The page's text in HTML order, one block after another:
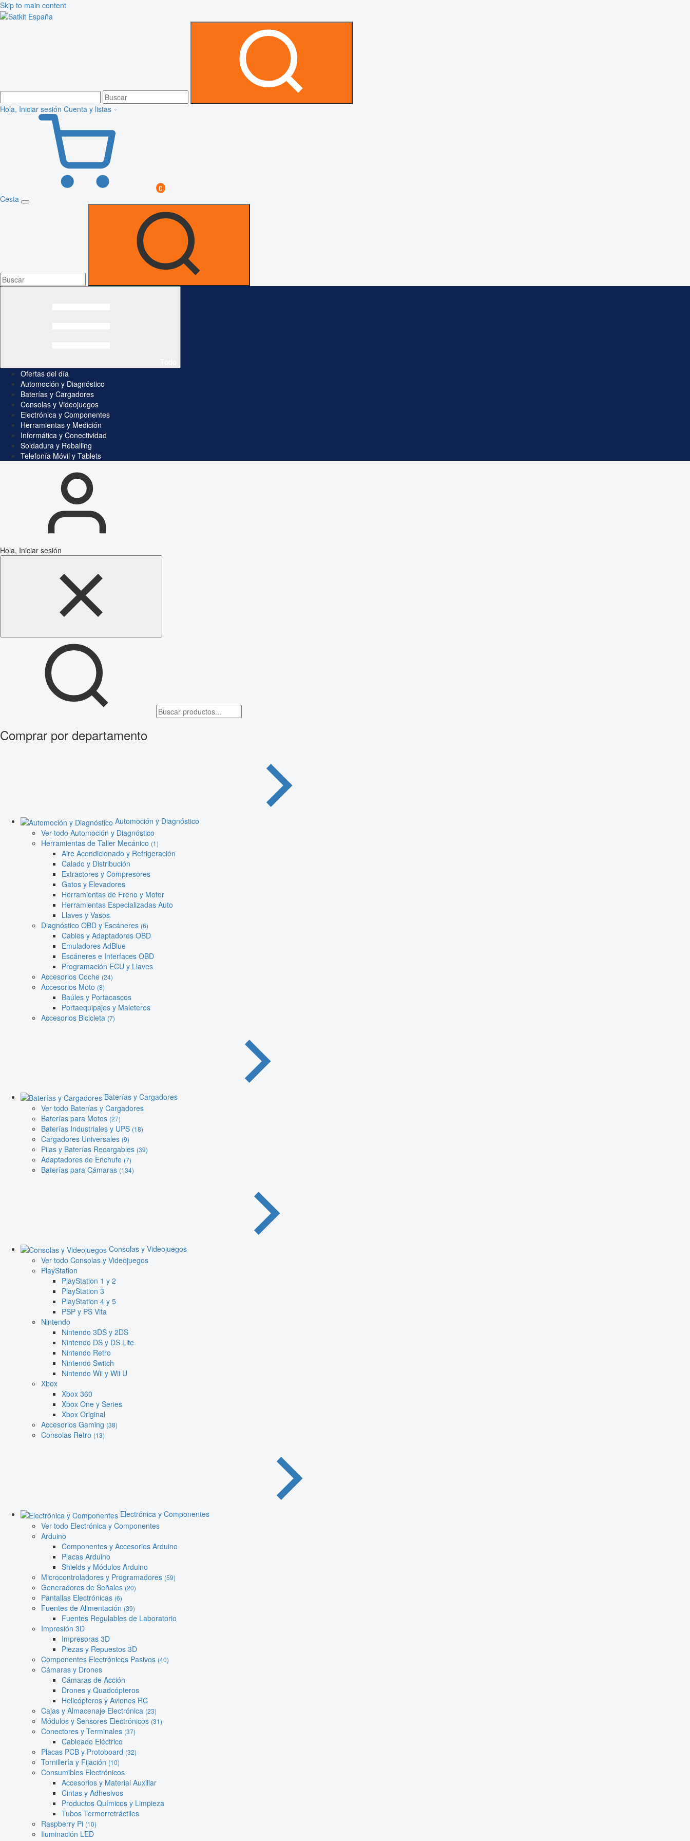
Skip to main content
Hola, Iniciar sesión Cuenta y listas
0
Cesta
Ofertas del día
Automoción y Diagnóstico
Baterías y Cargadores
Consolas y Videojuegos
Electrónica y Componentes
Herramientas y Medición
Informática y Conectividad
Soldadura y Reballing
Telefonía Móvil y Tablets
Hola, Iniciar sesión
Comprar por departamento
Automoción y Diagnóstico
Ver todo Automoción y Diagnóstico
Herramientas de Taller Mecánico (1)
Aire Acondicionado y Refrigeración
Calado y Distribución
Extractores y Compresores
Gatos y Elevadores
Herramientas de Freno y Motor
Herramientas Especializadas Auto
Llaves y Vasos
Diagnóstico OBD y Escáneres (6)
Cables y Adaptadores OBD
Emuladores AdBlue
Escáneres e Interfaces OBD
Programación ECU y Llaves
Accesorios Coche (24)
Accesorios Moto (8)
Baúles y Portacascos
Portaequipajes y Maleteros
Accesorios Bicicleta (7)
Baterías y Cargadores
Ver todo Baterías y Cargadores
Baterías para Motos (27)
Baterías Industriales y UPS (18)
Cargadores Universales (9)
Pilas y Baterías Recargables (39)
Adaptadores de Enchufe (7)
Baterías para Cámaras (134)
Consolas y Videojuegos
Ver todo Consolas y Videojuegos
PlayStation
PlayStation 1 y 2
PlayStation 3
PlayStation 4 y 5
PSP y PS Vita
Nintendo
Nintendo 3DS y 2DS
Nintendo DS y DS Lite
Nintendo Retro
Nintendo Switch
Nintendo Wii y Wii U
Xbox
Xbox 360
Xbox One y Series
Xbox Original
Accesorios Gaming (38)
Consolas Retro (13)
Electrónica y Componentes
Ver todo Electrónica y Componentes
Arduino
Componentes y Accesorios Arduino
Placas Arduino
Shields y Módulos Arduino
Microcontroladores y Programadores (59)
Generadores de Señales (20)
Pantallas Electrónicas (6)
Fuentes de Alimentación (39)
Fuentes Regulables de Laboratorio
Impresión 3D
Impresoras 3D
Piezas y Repuestos 3D
Componentes Electrónicos Pasivos (40)
Cámaras y Drones
Cámaras de Acción
Drones y Quadcópteros
Helicópteros y Aviones RC
Cajas y Almacenaje Electrónica (23)
Módulos y Sensores Electrónicos (31)
Conectores y Terminales (37)
Cableado Eléctrico
Placas PCB y Protoboard (32)
Tornillería y Fijación (10)
Consumibles Electrónicos
Accesorios y Material Auxiliar
Cintas y Adhesivos
Productos Químicos y Limpieza
Tubos Termorretráctiles
Raspberry Pi (10)
Iluminación LED